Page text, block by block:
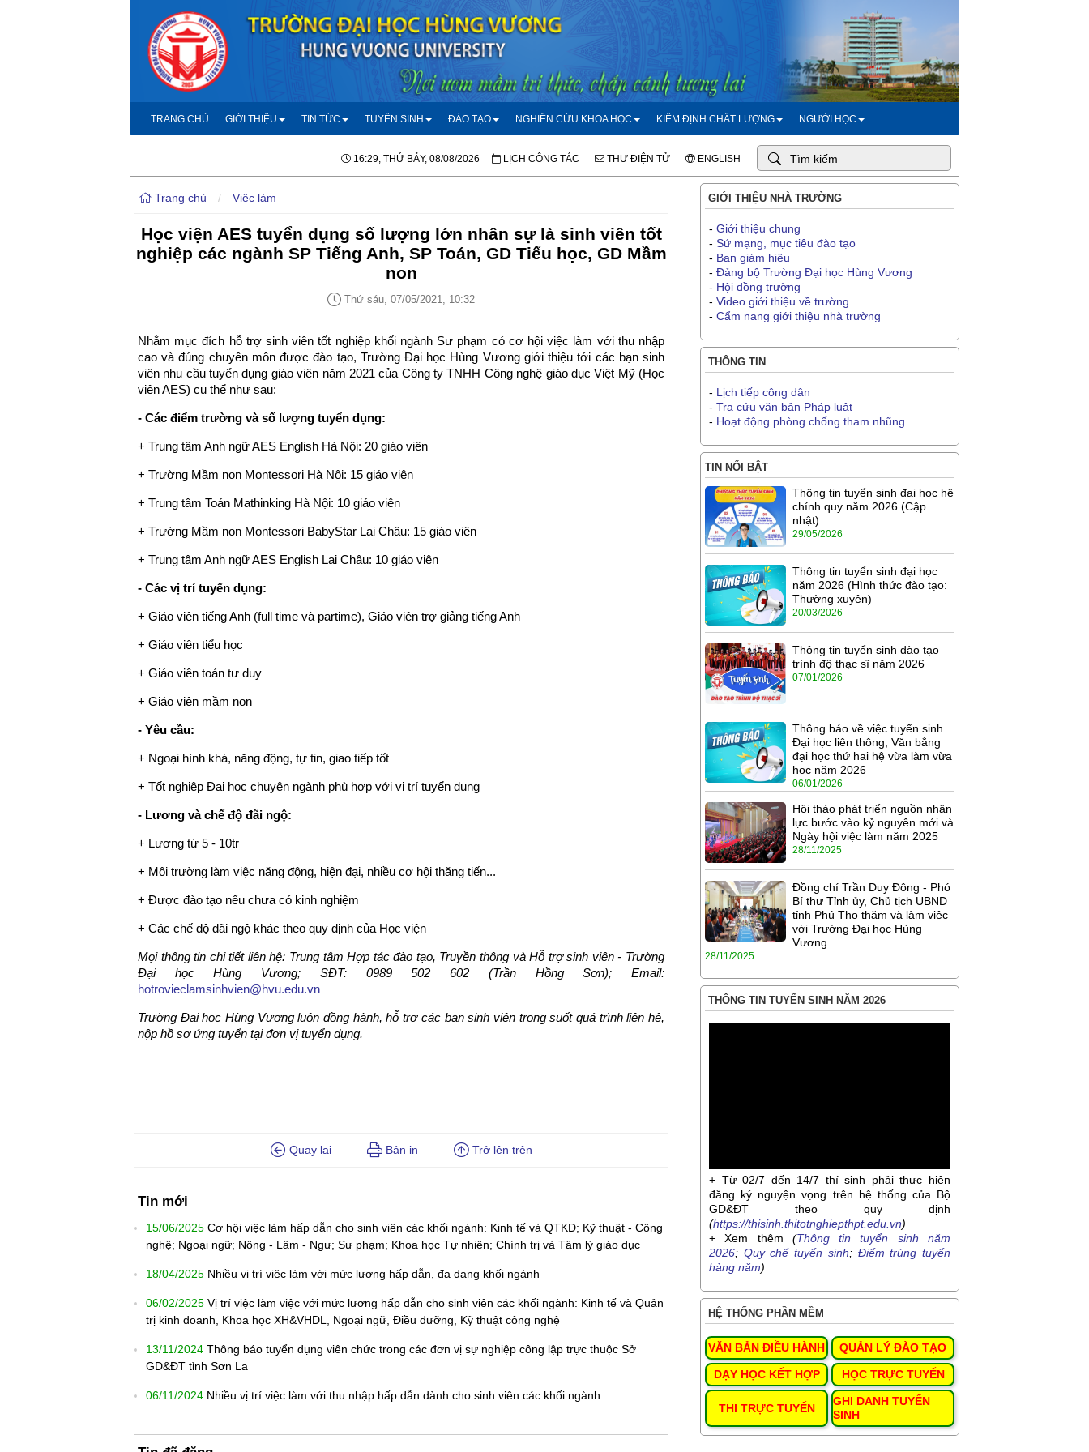
TRANG CHỦ GIỚI THIỆU TIN TỨC TUYỂN SINH ĐÀO TẠO NGHIÊN CỨU KHOA HỌC KIỂM ĐỊNH CHẤT LƯỢNG NGƯỜI HỌC
16:29, THỨ BẢY, 08/08/2026 LỊCH CÔNG TÁC THƯ ĐIỆN TỬ ENGLISH
Trang chủ / Việc làm
Học viện AES tuyển dụng số lượng lớn nhân sự là sinh viên tốt
nghiệp các ngành SP Tiếng Anh, SP Toán, GD Tiểu học, GD Mầm
non
Thứ sáu, 07/05/2021, 10:32
Nhằm mục đích hỗ trợ sinh viên tốt nghiệp khối ngành Sư phạm có cơ hội việc làm với thu nhập
cao và đúng chuyên môn được đào tạo, Trường Đại học Hùng Vương giới thiệu tới các bạn sinh
viên nhu cầu tuyển dụng giáo viên năm 2021 của Công ty TNHH Công nghệ giáo dục Việt Mỹ (Học
viện AES) cụ thể như sau:
- Các điểm trường và số lượng tuyển dụng:
+ Trung tâm Anh ngữ AES English Hà Nội: 20 giáo viên
+ Trường Mầm non Montessori Hà Nội: 15 giáo viên
+ Trung tâm Toán Mathinking Hà Nội: 10 giáo viên
+ Trường Mầm non Montessori BabyStar Lai Châu: 15 giáo viên
+ Trung tâm Anh ngữ AES English Lai Châu: 10 giáo viên
- Các vị trí tuyển dụng:
+ Giáo viên tiếng Anh (full time và partime), Giáo viên trợ giảng tiếng Anh
+ Giáo viên tiểu học
+ Giáo viên toán tư duy
+ Giáo viên mầm non
- Yêu cầu:
+ Ngoại hình khá, năng động, tự tin, giao tiếp tốt
+ Tốt nghiệp Đại học chuyên ngành phù hợp với vị trí tuyển dụng
- Lương và chế độ đãi ngộ:
+ Lương từ 5 - 10tr
+ Môi trường làm việc năng động, hiện đại, nhiều cơ hội thăng tiến...
+ Được đào tạo nếu chưa có kinh nghiệm
+ Các chế độ đãi ngộ khác theo quy định của Học viện
Mọi thông tin chi tiết liên hệ: Trung tâm Hợp tác đào tạo, Truyền thông và Hỗ trợ sinh viên - Trường
Đại học Hùng Vương; SĐT: 0989 502 602 (Trần Hồng Sơn); Email:
hotrovieclamsinhvien@hvu.edu.vn
Trường Đại học Hùng Vương luôn đồng hành, hỗ trợ các bạn sinh viên trong suốt quá trình liên hệ,
nộp hồ sơ ứng tuyển tại đơn vị tuyển dụng.
Quay lại Bản in Trở lên trên
Tin mới
15/06/2025 Cơ hội việc làm hấp dẫn cho sinh viên các khối ngành: Kinh tế và QTKD; Kỹ thuật - Công
nghệ; Ngoại ngữ; Nông - Lâm - Ngư; Sư phạm; Khoa học Tự nhiên; Chính trị và Tâm lý giáo dục
18/04/2025 Nhiều vị trí việc làm với mức lương hấp dẫn, đa dạng khối ngành
06/02/2025 Vị trí việc làm việc với mức lương hấp dẫn cho sinh viên các khối ngành: Kinh tế và Quản
trị kinh doanh, Khoa học XH&VHDL, Ngoại ngữ, Điều dưỡng, Kỹ thuật công nghệ
13/11/2024 Thông báo tuyển dụng viên chức trong các đơn vị sự nghiệp công lập trực thuộc Sở
GD&ĐT tỉnh Sơn La
06/11/2024 Nhiều vị trí việc làm với thu nhập hấp dẫn dành cho sinh viên các khối ngành
GIỚI THIỆU NHÀ TRƯỜNG
- Giới thiệu chung
- Sứ mạng, mục tiêu đào tạo
- Ban giám hiệu
- Đảng bộ Trường Đại học Hùng Vương
- Hội đồng trường
- Video giới thiệu về trường
- Cẩm nang giới thiệu nhà trường
THÔNG TIN
- Lịch tiếp công dân
- Tra cứu văn bản Pháp luật
- Hoạt động phòng chống tham nhũng.
TIN NỔI BẬT
Thông tin tuyển sinh đại học hệ
chính quy năm 2026 (Cập
nhật)
29/05/2026
Thông tin tuyển sinh đại học
năm 2026 (Hình thức đào tạo:
Thường xuyên)
20/03/2026
Thông tin tuyển sinh đào tạo
trình độ thạc sĩ năm 2026
07/01/2026
Thông báo về việc tuyển sinh
Đại học liên thông; Văn bằng
đại học thứ hai hệ vừa làm vừa
học năm 2026
06/01/2026
Hội thảo phát triển nguồn nhân
lực bước vào kỷ nguyên mới và
Ngày hội việc làm năm 2025
28/11/2025
Đồng chí Trần Duy Đông - Phó
Bí thư Tỉnh ủy, Chủ tịch UBND
tỉnh Phú Thọ thăm và làm việc
với Trường Đại học Hùng
Vương
28/11/2025
THÔNG TIN TUYỂN SINH NĂM 2026
+ Từ 02/7 đến 14/7 thí sinh phải thực hiện
đăng ký nguyện vọng trên hệ thống của Bộ
GD&ĐT theo quy định
(https://thisinh.thitotnghiepthpt.edu.vn)
+ Xem thêm (Thông tin tuyển sinh năm
2026; Quy chế tuyển sinh; Điểm trúng tuyển
hàng năm)
HỆ THỐNG PHẦN MỀM
VĂN BẢN ĐIỀU HÀNH QUẢN LÝ ĐÀO TẠO
DẠY HỌC KẾT HỢP HỌC TRỰC TUYẾN
THI TRỰC TUYẾN
GHI DANH TUYỂN
SINH